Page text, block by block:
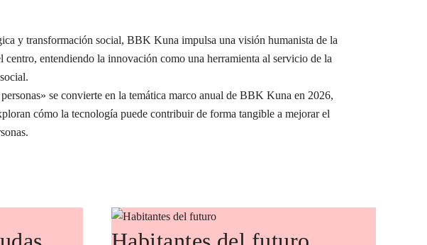
y transformación social, BBK Kuna impulsa una visión humanista de la
centro, entendiendo la innovación como una herramienta al servicio de la
se convierte en la temática marco anual de BBK Kuna en 2026,
cómo la tecnología puede contribuir de forma tangible a mejorar el